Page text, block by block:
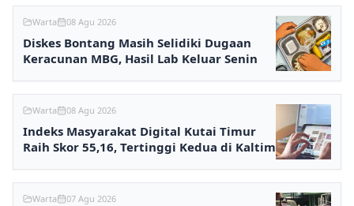
Warta 08 Agu 2026
Diskes Bontang Masih Selidiki Dugaan
Keracunan MBG, Hasil Lab Keluar Senin
Warta 08 Agu 2026
Indeks Masyarakat Digital Kutai Timur
Raih Skor 55,16, Tertinggi Kedua di Kaltim
Warta 07 Agu 2026